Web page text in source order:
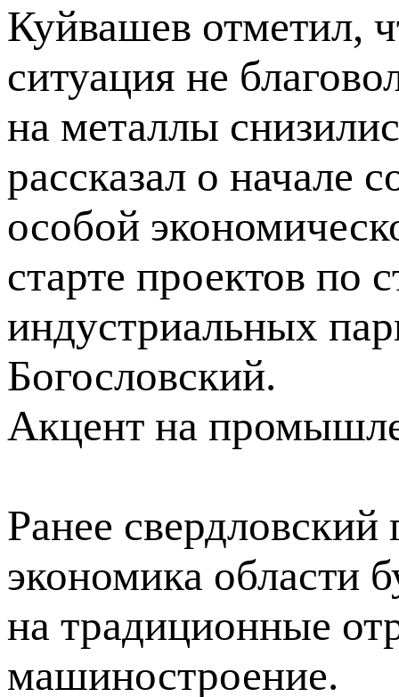
Куйвашев отметил,
ситуация не
на металлы
рассказал о начале
особой
старте проектов по
индустриальных
Богословский.
Акцент на
Ранее свердловский
экономика области
на традиционные
машиностроение.